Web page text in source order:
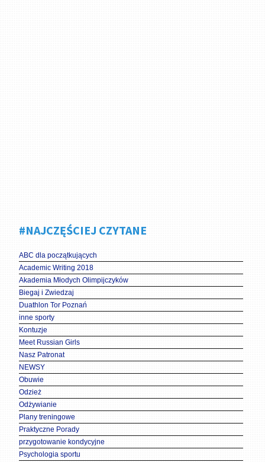
#NAJCZĘŚCIEJ CZYTANE
ABC dla początkujących
Academic Writing 2018
Akademia Młodych Olimpijczyków
Biegaj i Zwiedzaj
Duathlon Tor Poznań
inne sporty
Kontuzje
Meet Russian Girls
Nasz Patronat
NEWSY
Obuwie
Odzież
Odżywianie
Plany treningowe
Praktyczne Porady
przygotowanie kondycyjne
Psychologia sportu